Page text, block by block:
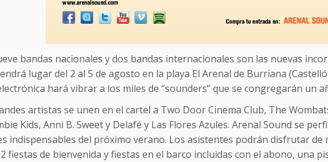
bandas nacionales y dos bandas internacionales son las nuevas
lugar del 2 al 5 de agosto en la playa El Arenal de Burriana
hará vibrar a los miles de “sounders” que se congregarán un
artistas se unen en el cartel a Two Door Cinema Club, The
Kids, Anni B. Sweet y Delafé y Las Flores Azules. Arenal Sound se
indispensables del próximo verano. Los asistentes podrán disfrutar de
fiestas de bienvenida y fiestas en el barco incluidas con el abono, una